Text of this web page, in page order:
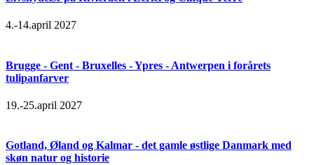
4.-14.april 2027
Brugge - Gent - Bruxelles - Ypres - Antwerpen i forårets
tulipanfarver
19.-25.april 2027
Gotland, Øland og Kalmar - det gamle østlige Danmark med
skøn natur og historie